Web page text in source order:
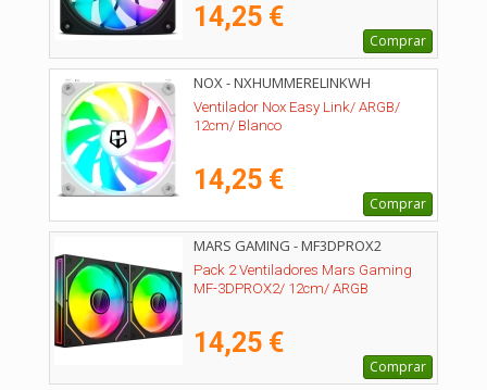
14,25 €
Comprar
NOX - NXHUMMERELINKWH
Ventilador Nox Easy Link/ ARGB/
12cm/ Blanco
14,25 €
Comprar
MARS GAMING - MF3DPROX2
Pack 2 Ventiladores Mars Gaming
MF-3DPROX2/ 12cm/ ARGB
14,25 €
Comprar